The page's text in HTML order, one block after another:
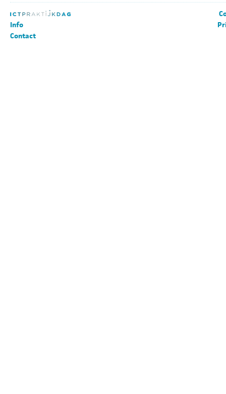
Info
Contact